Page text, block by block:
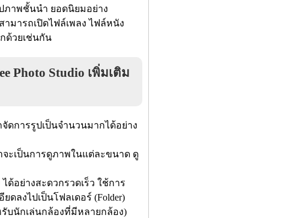
ภาพชั้นนำ ยอดนิยมอย่าง
ามารถเปิดไฟล์เพลง ไฟล์หนัง
ด้วยเช่นกัน
Photo Studio เพิ่มเติม
การรูปเป็นจำนวนมากได้อย่าง
จะเป็นการดูภาพในแต่ละขนาด ดู
อย่างสะดวกรวดเร็ว ใช้การ
ลงไปเป็นโฟลเดอร์ (Folder)
บนักเล่นกล้องที่มีหลายกล้อง)